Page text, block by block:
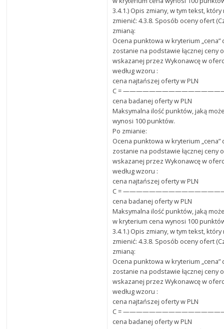
3.4.1.) Opis zmiany, w tym tekst,
zmienić: 4.3.8. Sposób oceny ofert
zmianą:
Ocena punktowa w kryterium „cena”
zostanie na podstawie łącznej ceny
wskazanej przez Wykonawcę w
według wzoru :
cena najtańszej oferty w PLN
C = ———————————————— x
cena badanej oferty w PLN
Maksymalna ilość punktów, jaką
wynosi 100 punktów.
Po zmianie:
Ocena punktowa w kryterium „cena”
zostanie na podstawie łącznej ceny
wskazanej przez Wykonawcę w
według wzoru :
cena najtańszej oferty w PLN
C = ———————————————— x
cena badanej oferty w PLN
Maksymalna ilość punktów, jaką
w kryterium cena wynosi 100
3.4.1.) Opis zmiany, w tym tekst,
zmienić: 4.3.8. Sposób oceny ofert
zmianą:
Ocena punktowa w kryterium „cena”
zostanie na podstawie łącznej ceny
wskazanej przez Wykonawcę w
według wzoru :
cena najtańszej oferty w PLN
C = ————————————————
cena badanej oferty w PLN